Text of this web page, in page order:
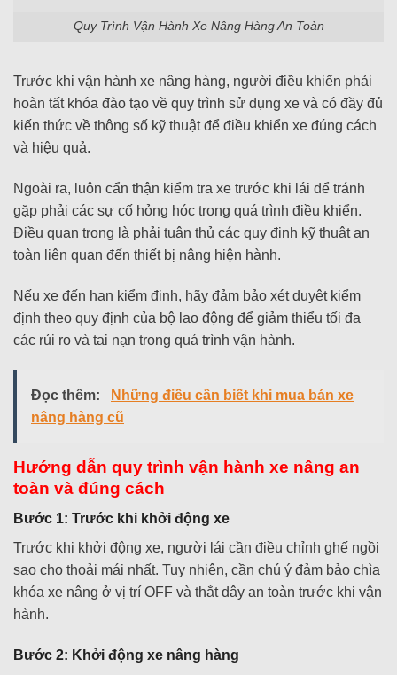
Quy Trình Vận Hành Xe Nâng Hàng An Toàn
Trước khi vận hành xe nâng hàng, người điều khiển phải
hoàn tất khóa đào tạo về quy trình sử dụng xe và có đầy đủ
kiến thức về thông số kỹ thuật để điều khiển xe đúng cách
và hiệu quả.
Ngoài ra, luôn cẩn thận kiểm tra xe trước khi lái để tránh
gặp phải các sự cố hỏng hóc trong quá trình điều khiển.
Điều quan trọng là phải tuân thủ các quy định kỹ thuật an
toàn liên quan đến thiết bị nâng hiện hành.
Nếu xe đến hạn kiểm định, hãy đảm bảo xét duyệt kiểm
định theo quy định của bộ lao động để giảm thiểu tối đa
các rủi ro và tai nạn trong quá trình vận hành.
Đọc thêm:
Những điều cần biết khi mua bán xe
nâng hàng cũ
Hướng dẫn quy trình vận hành xe nâng an
toàn và đúng cách
Bước 1: Trước khi khởi động xe
Trước khi khởi động xe, người lái cần điều chỉnh ghế ngồi
sao cho thoải mái nhất. Tuy nhiên, cần chú ý đảm bảo chìa
khóa xe nâng ở vị trí OFF và thắt dây an toàn trước khi vận
hành.
Bước 2: Khởi động xe nâng hàng